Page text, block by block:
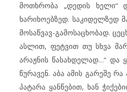
მოთხრობა „დედის ხელი“
ხარიხოებზედ. საკიდელზედ
მოსაწვავ-გამოსაცხობად.
ასლით, ფეტვით თუ სხვა
არაჟნის წასახდელად…“ და
წურავენ. აბა ამის გარეშე
პატარა ყანწებით, ხან